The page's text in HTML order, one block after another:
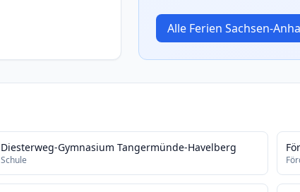
Alle Ferien Sachsen-
Diesterweg-Gymnasium Tangermünde-Havelberg
Schule